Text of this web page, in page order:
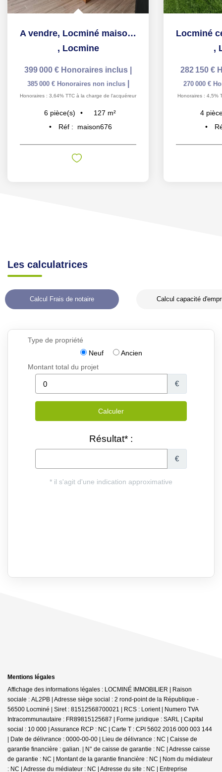
A vendre, Locminé maison de plain pied 127 m2, 3 chambres,...
, Locmine
399 000 € Honoraires inclus
385 000 € Honoraires non inclus
Honoraires : 3,64% TTC à la charge de l'acquéreur
6 pièce(s) 127 m²
Réf :
maison676
,
282 150 €
270 000 €
Honoraires : 4,5%
4
Les calculatrices
Calcul Frais de notaire Calcul capacité
Mentions légales
Affichage des informations légales : LOCMINÉ IMMOBILIER | Raison
sociale : AL2PB | Adresse siège social : 2 rond-point de la République -
56500 Locminé | Siret : 81512568700021 | RCS : Lorient | Numero TVA
Intracommunautaire : FR89815125687 | Forme juridique : SARL | Capital
social : 10 000 | Assurance RCP : NC | Carte T : CPI 5602 2016 000 003 144
| Date de délivrance : 0000-00-00 | Lieu de délivrance : NC | Caisse de
garantie financière : galian. | N° de caisse de garantie : NC | Adresse caisse
de garantie : NC | Montant de la garantie financière : NC | Nom du médiateur
: NC | Adresse du médiateur : NC | Adresse du site : NC | Entreprise